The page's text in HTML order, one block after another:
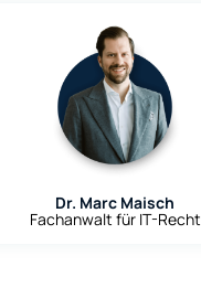
Dr. Marc Maisch
Fachanwalt für IT-Recht